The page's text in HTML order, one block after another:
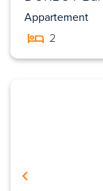
Appartement
2